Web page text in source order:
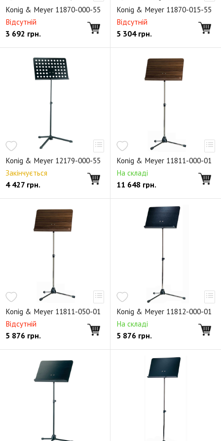
Клавишные стойки X-образные
Клавишные стойки П-образные
Клавишные стойки n-ярусные
Стойки для аккордеонов
Аксессуары для клавишные стоек
Светильники
Стулья для пианистов
Стулья универсальные
Аксессуары для стульев
Складные пюпитры
Деревянные пюпитры
Раздвижные пюпитры
Дирижерские пюпитры
Звукоизоляционные пюпитры
Подставки для нот
Освещение для пюпитров
Аксессуары к пюпитрам
Подставки и стойки для гитар
Держатели для гитар
Подставки и держатели для струнных
Подставки для ударных и перкуссии
Настроечный инструмент
Стойки для усилителей, микшеров и акустики
Держатели для наушников
19-дюймовое оборудование
Рэковые сетевые распределители
Стойки для акустики
Стойки для мониторов
Стойки-трубы для расширения
Настенные и потолочные кронштейны
Аксессуары для акустических стоек
Сценическое оборудование
Мультимедия-стойки
Konig & Meyer 11870-000-55
Відсутній
3 692 грн.
Konig & Meyer 11870-015-55
Відсутній
5 304грн.
Konig & Meyer 12179-000-55
Закінчується
4 427 грн.
Konig & Meyer 11811-000-01
На складі
11 648 грн.
Konig & Meyer 11811-050-01
Відсутній
5 876 грн.
Konig & Meyer 11812-000-01
На складі
5 876 грн.